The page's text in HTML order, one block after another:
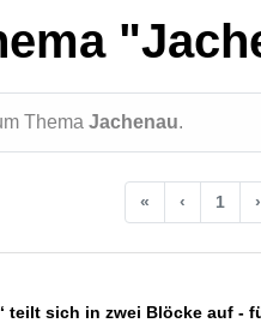
Thema Jachenau.
« ‹ 1 ›
teilt sich in zwei Blöcke auf -